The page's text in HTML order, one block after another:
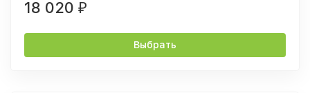
18 020 ₽
Выбрать